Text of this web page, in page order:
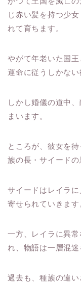
じ赤い髪を持つ少
れて育ちます。
やがて年老いた国
運命に従うしかない
しかし婚儀の道中
まいます。
ところが、彼女を
族の長・サイードの
サイードはレイラ
寄せられていきます
一方、レイラに異
れ、物語は一層混迷
過去も、種族の違